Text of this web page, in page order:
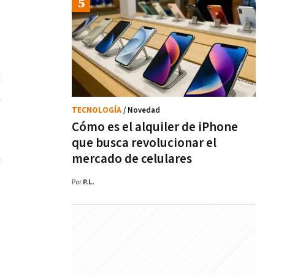
Cómo es el alquiler de iPhone
que busca revolucionar el
mercado de celulares
TECNOLOGÍA/ Novedad
Por P.L.